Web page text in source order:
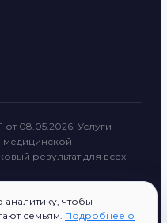
чтобы
семьям. Подробнее о
08.05.2026. Услуги
медицинской
результат для всех